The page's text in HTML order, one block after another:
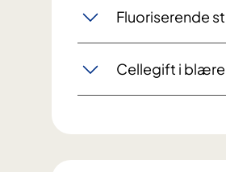
Fluoriserende
Cellegift i